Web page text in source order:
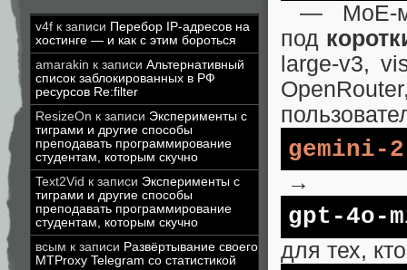
v4f к записи Перебор IP-адресов на
хостинге — и как с этим бороться
amarakin к записи Альтернативный
список заблокированных в РФ
ресурсов Re:filter
ResizeOn к записи Эксперименты с
тиграми и другие способы
преподавать программирование
студентам, которым скучно
Text2Vid к записи Эксперименты с
тиграми и другие способы
преподавать программирование
студентам, которым скучно
всым к записи Развёртывание своего
MTProxy Telegram со статистикой
—
под
large‑v3,
gemini-2
→
gpt-4o-
для тех,